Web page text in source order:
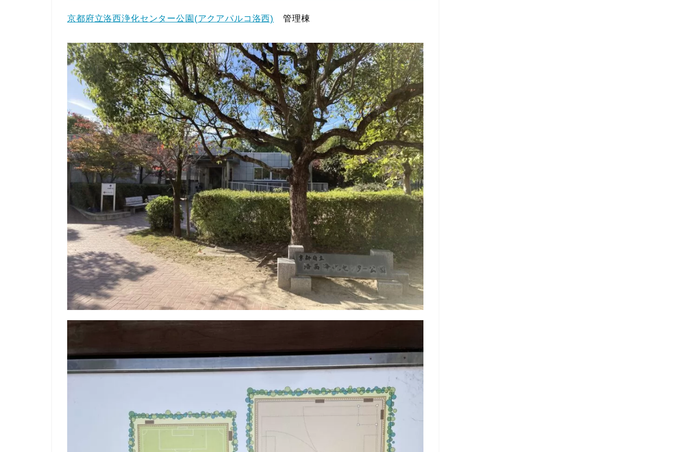
京都府立洛西浄化センター公園(アクアパルコ洛西) 管理棟